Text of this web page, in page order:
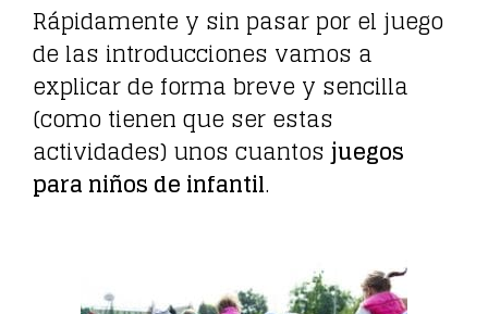
Rápidamente y sin pasar por el juego
de las introducciones vamos a
explicar de forma breve y sencilla
(como tienen que ser estas
actividades) unos cuantosjuegos
para niños de infantil.